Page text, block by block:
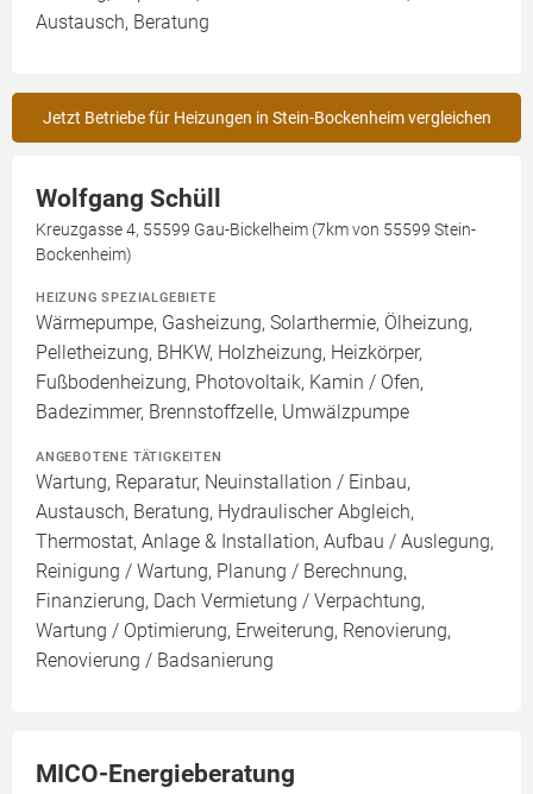
Austausch, Beratung
Jetzt Betriebe für Heizungen in Stein-Bockenheim vergleichen
Wolfgang Schüll
Kreuzgasse 4, 55599 Gau-Bickelheim (7km von 55599 Stein-
Bockenheim)
HEIZUNG SPEZIALGEBIETE
Wärmepumpe, Gasheizung, Solarthermie, Ölheizung,
Pelletheizung, BHKW, Holzheizung, Heizkörper,
Fußbodenheizung, Photovoltaik, Kamin / Ofen,
Badezimmer, Brennstoffzelle, Umwälzpumpe
ANGEBOTENE TÄTIGKEITEN
Wartung, Reparatur, Neuinstallation / Einbau,
Austausch, Beratung, Hydraulischer Abgleich,
Thermostat, Anlage & Installation, Aufbau / Auslegung,
Reinigung / Wartung, Planung / Berechnung,
Finanzierung, Dach Vermietung / Verpachtung,
Wartung / Optimierung, Erweiterung, Renovierung,
Renovierung / Badsanierung
MICO-Energieberatung